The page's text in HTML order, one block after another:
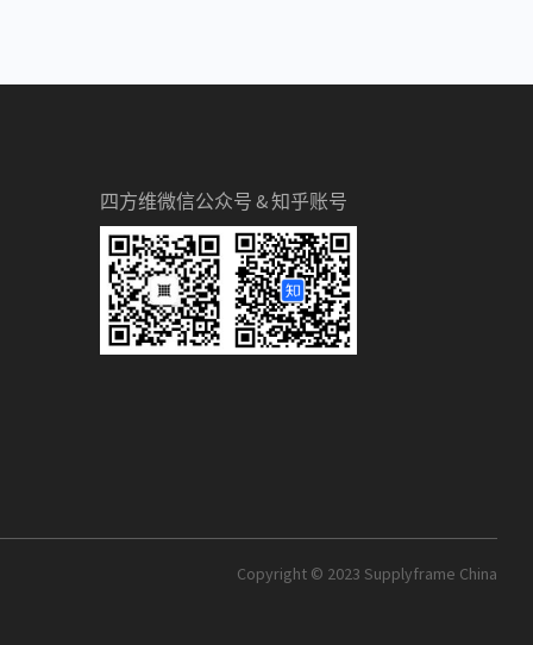
四方维微信公众号 & 知乎账号
Copyright © 2023 Supplyframe China